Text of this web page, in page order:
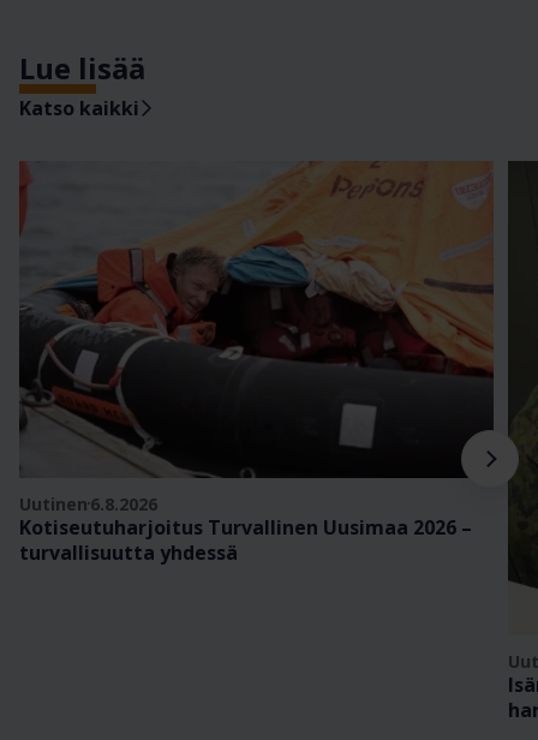
Lue lisää
Katso kaikki
Uutinen 6.8.2026
Kotiseutuharjoitus Turvallinen Uusimaa 2026 –
turvallisuutta yhdessä